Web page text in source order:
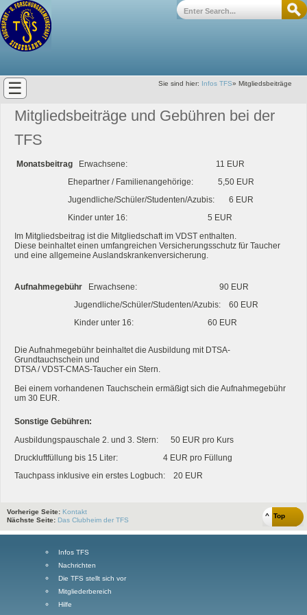
☰ Sie sind hier: Infos TFS»Mitgliedsbeiträge
Mitgliedsbeiträge und Gebühren bei der
TFS
Monatsbeitrag Erwachsene: 11 EUR
Ehepartner / Familienangehörige: 5,50 EUR
Jugendliche/Schüler/Studenten/Azubis: 6 EUR
Kinder unter 16: 5 EUR
Im Mitgliedsbeitrag ist die Mitgliedschaft im VDST enthalten.
Diese beinhaltet einen umfangreichen Versicherungsschutz für Taucher
und eine allgemeine Auslandskrankenversicherung.
Aufnahmegebühr Erwachsene: 90 EUR
Jugendliche/Schüler/Studenten/Azubis: 60 EUR
Kinder unter 16: 60 EUR
Die Aufnahmegebühr beinhaltet die Ausbildung mit DTSA-
Grundtauchschein und
DTSA / VDST-CMAS-Taucher ein Stern.
Bei einem vorhandenen Tauchschein ermäßigt sich die Aufnahmegebühr
um 30 EUR.
Sonstige Gebühren:
Ausbildungspauschale 2. und 3. Stern: 50 EUR pro Kurs
Druckluftfüllung bis 15 Liter: 4 EUR pro Füllung
Tauchpass inklusive ein erstes Logbuch: 20 EUR
^ Top
Vorherige Seite: Kontakt
Nächste Seite: Das Clubheim der TFS
Infos TFS
Nachrichten
Die TFS stellt sich vor
Mitgliederbereich
Hilfe